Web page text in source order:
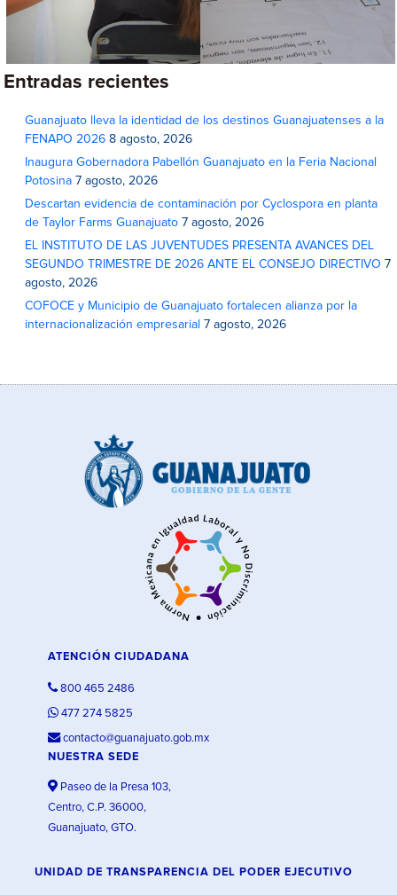
Entradas recientes
Guanajuato lleva la identidad de los destinos Guanajuatenses a la
FENAPO 2026 8 agosto, 2026
Inaugura Gobernadora Pabellón Guanajuato en la Feria Nacional
Potosina 7 agosto, 2026
Descartan evidencia de contaminación por Cyclospora en planta
de Taylor Farms Guanajuato 7 agosto, 2026
EL INSTITUTO DE LAS JUVENTUDES PRESENTA AVANCES DEL
SEGUNDO TRIMESTRE DE 2026 ANTE EL CONSEJO DIRECTIVO 7
agosto, 2026
COFOCE y Municipio de Guanajuato fortalecen alianza por la
internacionalización empresarial 7 agosto, 2026
ATENCIÓN CIUDADANA
800 465 2486
477 274 5825
contacto@guanajuato.gob.mx
NUESTRA SEDE
Paseo de la Presa 103,
Centro, C.P. 36000,
Guanajuato, GTO.
UNIDAD DE TRANSPARENCIA DEL PODER EJECUTIVO